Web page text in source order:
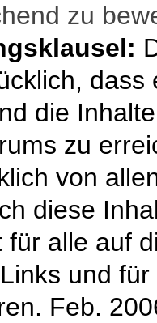
zu
die
zu
von
diese
für alle auf
und
Feb.